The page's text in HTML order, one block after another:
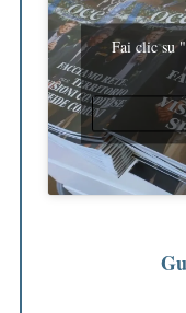
Fai clic su